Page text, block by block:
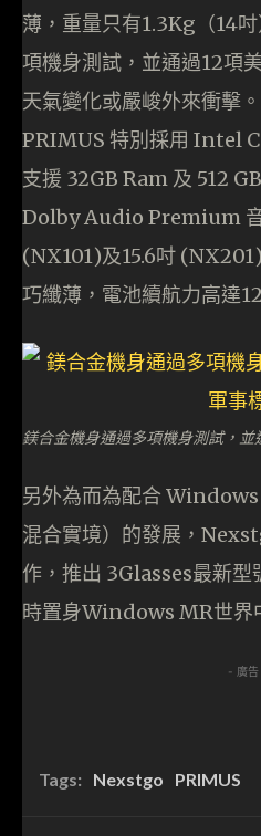
薄，重量只有1.3Kg（14
項機身測試，並通過12項
天氣變化或嚴峻外來衝擊
PRIMUS 特別採用 Intel
支援 32GB Ram 及 512
Dolby Audio Premium
(NX101)及15.6吋
巧纖薄，電池續航力高達
鎂合金機身通過多項機身測試，
另外為而為配合
混合實境）的發展，
作，推出 3Glasses最新
時置身Windows MR世界
- 廣
Tags: Nexstgo PRIMUS